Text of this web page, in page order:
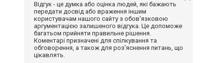
Відгук - це думка або оцінка людей, які бажають
передати досвід або враження іншим
користувачам нашого сайту з обов'язковою
аргументацією залишеного відгука. Це допоможе
багатьом прийняти правильне рішення.
Коментарі призначені для спілкування та
обговорення, а також для роз'яснення питань, що
цікавлять.